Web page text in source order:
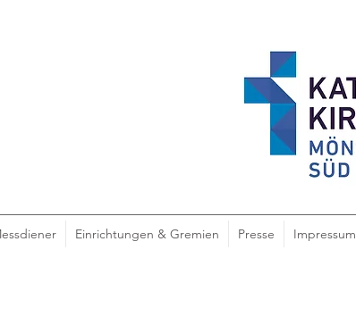
Einrichtungen & Gremien Presse Impressum